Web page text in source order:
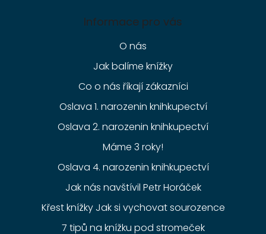
Informace pro vás
O nás
Jak balíme knížky
Co o nás říkají zákazníci
Oslava 1. narozenin knihkupectví
Oslava 2. narozenin knihkupectví
Máme 3 roky!
Oslava 4. narozenin knihkupectví
Jak nás navštívil Petr Horáček
Křest knížky Jak si vychovat sourozence
7 tipů na knížku pod stromeček